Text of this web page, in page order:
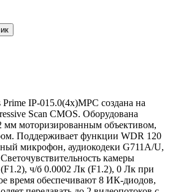
IP-015.0(4x)MPC создана на
Scan CMOS. Оборудована
мм моторизированным объективом,
Поддерживает функции WDR 120
микрофон, аудиокодеки G711A/U,
камеры
ч/б 0.0002 Лк (F1.2), 0 Лк при
время обеспечивают 8 ИК-диодов,